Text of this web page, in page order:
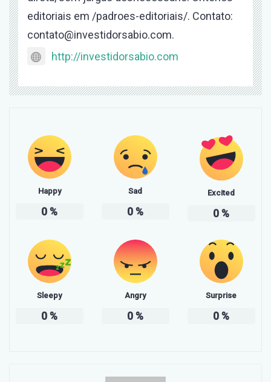
editoriais em /padroes-editoriais/. Contato:
contato@investidorsabio.com.
http://investidorsabio.com
Happy
0%
Sad
0%
Excited
0%
Sleepy
0%
Angry
0%
Surprise
0%